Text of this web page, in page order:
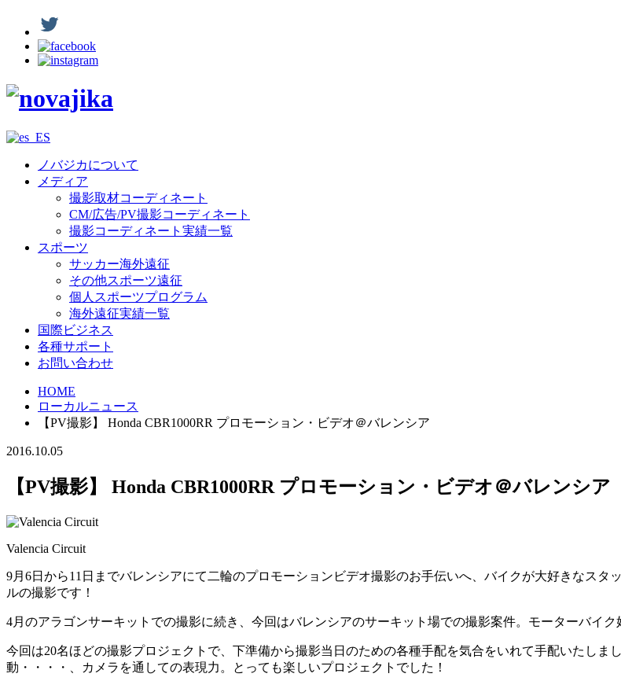
ノバジカについて
メディア
撮影取材コーディネート
CM/広告/PV撮影コーディネート
撮影コーディネート実績一覧
スポーツ
サッカー海外遠征
その他スポーツ遠征
個人スポーツプログラム
海外遠征実績一覧
国際ビジネス
各種サポート
お問い合わせ
HOME
ローカルニュース
【PV撮影】 Honda CBR1000RR プロモーション・ビデオ＠バレンシア
2016.10.05
【PV撮影】 Honda CBR1000RR プロモーション・ビデオ＠バレンシア
Valencia Circuit
9月6日から11日までバレンシアにて二輪のプロモーションビデオ撮影のお手伝いへ、バイクが大好きなスタ
ルの撮影です！
4月のアラゴンサーキットでの撮影に続き、今回はバレンシアのサーキット場での撮影案件。モーターバイク
今回は20名ほどの撮影プロジェクトで、下準備から撮影当日のための各種手配を気合をいれて手配いたし
動・・・・、カメラを通しての表現力。とっても楽しいプロジェクトでした！